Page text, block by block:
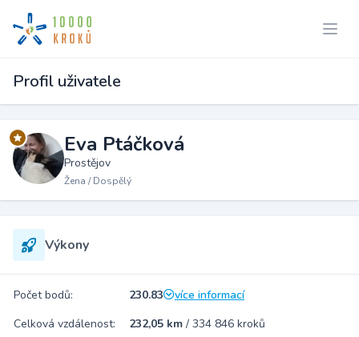
Profil uživatele
Eva Ptáčková
Prostějov
Žena / Dospělý
Výkony
Počet bodů: 230.83
více informací
Celková vzdálenost:
232,05 km / 334 846 kroků